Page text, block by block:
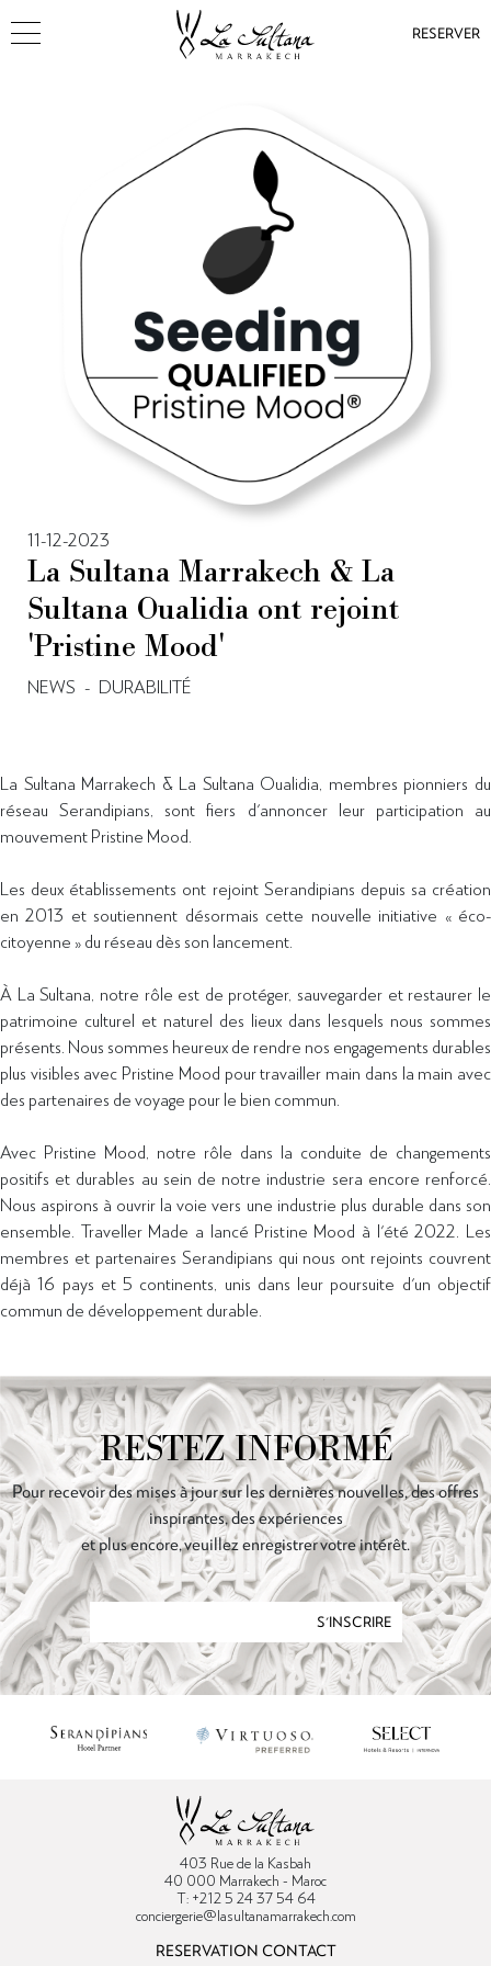
RESERVER
11-12-2023
La Sultana Marrakech & La
Sultana Oualidia ont rejoint
'Pristine Mood'
NEWS - DURABILITÉ
La Sultana Marrakech & La Sultana Oualidia, membres pionniers du
réseau Serandipians, sont fiers d'annoncer leur participation au
mouvement Pristine Mood.
Les deux établissements ont rejoint Serandipians depuis sa création
en 2013 et soutiennent désormais cette nouvelle initiative « éco-
citoyenne » du réseau dès son lancement.
À La Sultana, notre rôle est de protéger, sauvegarder et restaurer le
patrimoine culturel et naturel des lieux dans lesquels nous sommes
présents. Nous sommes heureux de rendre nos engagements durables
plus visibles avec Pristine Mood pour travailler main dans la main avec
des partenaires de voyage pour le bien commun.
Avec Pristine Mood, notre rôle dans la conduite de changements
positifs et durables au sein de notre industrie sera encore renforcé.
Nous aspirons à ouvrir la voie vers une industrie plus durable dans son
ensemble. Traveller Made a lancé Pristine Mood à l'été 2022. Les
membres et partenaires Serandipians qui nous ont rejoints couvrent
déjà 16 pays et 5 continents, unis dans leur poursuite d'un objectif
commun de développement durable.
RESTEZ INFORMÉ
Pour recevoir des mises à jour sur les dernières nouvelles, des offres
inspirantes, des expériences
et plus encore, veuillez enregistrer votre intérêt.
S'INSCRIRE
403 Rue de la Kasbah
40 000 Marrakech - Maroc
T: +212 5 24 37 54 64
conciergerie@lasultanamarrakech.com
RESERVATION CONTACT